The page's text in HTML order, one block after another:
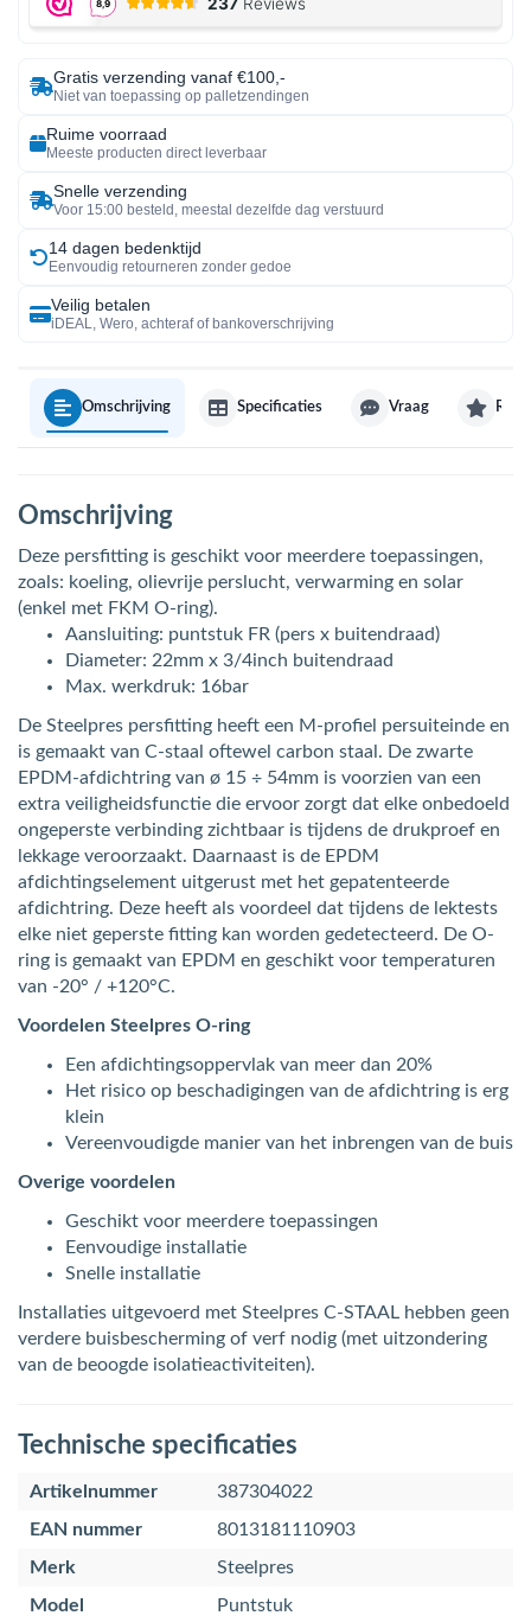
Gratis verzending vanaf €100,-
Niet van toepassing op palletzendingen
Ruime voorraad
Meeste producten direct leverbaar
Snelle verzending
Voor 15:00 besteld, meestal dezelfde dag verstuurd
14 dagen bedenktijd
Eenvoudig retourneren zonder gedoe
Veilig betalen
iDEAL, Wero, achteraf of bankoverschrijving
Omschrijving Specificaties Vraag
Omschrijving
Deze persfitting is geschikt voor meerdere toepassingen,
zoals: koeling, olievrije perslucht, verwarming en solar
(enkel met FKM O-ring).
Aansluiting: puntstuk FR (pers x buitendraad)
Diameter: 22mm x 3/4inch buitendraad
Max. werkdruk: 16bar
De Steelpres persfitting heeft een M-profiel persuiteinde en
is gemaakt van C-staal oftewel carbon staal. De zwarte
EPDM-afdichtring van ø 15 ÷ 54mm is voorzien van een
extra veiligheidsfunctie die ervoor zorgt dat elke onbedoeld
ongeperste verbinding zichtbaar is tijdens de drukproef en
lekkage veroorzaakt. Daarnaast is de EPDM
afdichtingselement uitgerust met het gepatenteerde
afdichtring. Deze heeft als voordeel dat tijdens de lektests
elke niet geperste fitting kan worden gedetecteerd. De O-
ring is gemaakt van EPDM en geschikt voor temperaturen
van -20° / +120°C.
Voordelen Steelpres O-ring
Een afdichtingsoppervlak van meer dan 20%
Het risico op beschadigingen van de afdichtring is erg
klein
Vereenvoudigde manier van het inbrengen van de buis
Overige voordelen
Geschikt voor meerdere toepassingen
Eenvoudige installatie
Snelle installatie
Installaties uitgevoerd met Steelpres C-STAAL hebben geen
verdere buisbescherming of verf nodig (met uitzondering
van de beoogde isolatieactiviteiten).
Technische specificaties
Artikelnummer
387304022
EAN nummer
8013181110903
Merk
Steelpres
Model
Puntstuk